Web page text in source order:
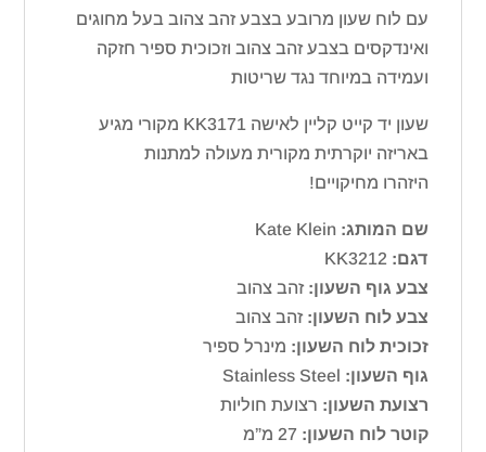
עם לוח שעון מרובע בצבע זהב צהוב בעל מחוגים
ואינדקסים בצבע זהב צהוב וזכוכית ספיר חזקה
ועמידה במיוחד נגד שריטות
שעון יד קייט קליין לאישה KK3171 מקורי מגיע
באריזה יוקרתית מקורית מעולה למתנות
היזהרו מחיקויים!
שם המותג: Kate Klein
דגם: KK3212
צבע גוף השעון: זהב צהוב
צבע לוח השעון: זהב צהוב
זכוכית לוח השעון: מינרל ספיר
גוף השעון:
רצועת השעון: רצועת חוליות
קוטר לוח השעון: